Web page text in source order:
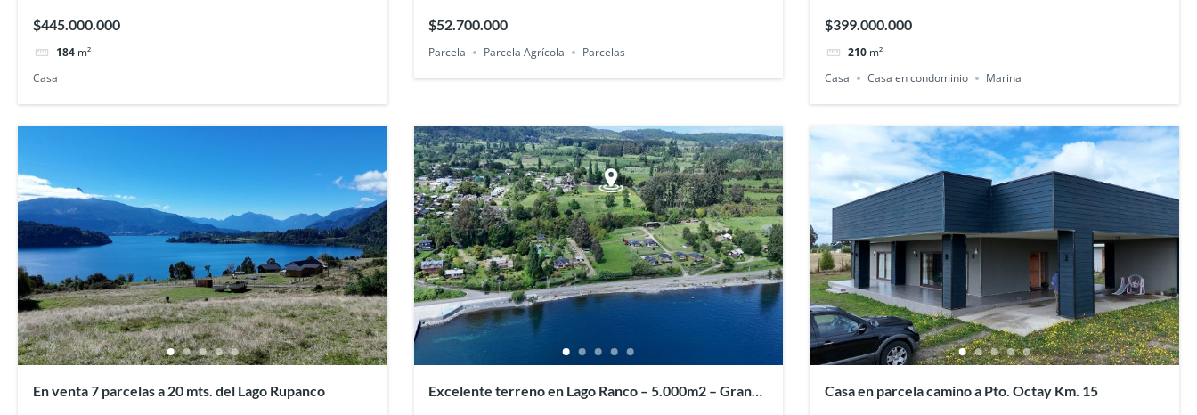
$445.000.000
184 m²
Casa
$52.700.000
Parcela Parcela Agrícola Parcelas
$399.000.000
210 m²
Casa
Casa en condominio Marina
En venta 7 parcelas a 20 mts. del Lago Rupanco
Excelente terreno en Lago Ranco – 5.000m2 – Gran
Casa en parcela camino a Pto. Octay Km. 15